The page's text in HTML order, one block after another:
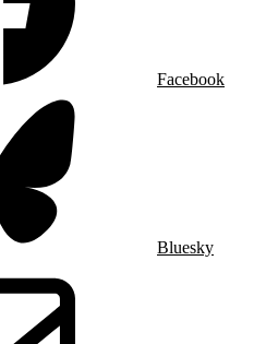
Facebook
Bluesky